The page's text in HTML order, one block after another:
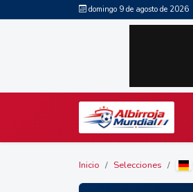
domingo 9 de agosto de 2026
Inicio Selecciones